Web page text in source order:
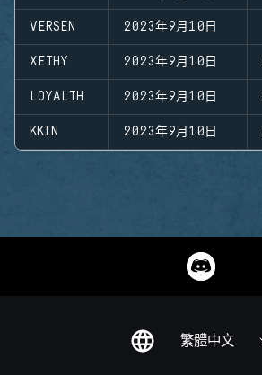
VERSEN 2023年9月10日
XETHY 2023年9月10日
LOYALTH 2023年9月10日
KKIN 2023年9月10日
繁體中文